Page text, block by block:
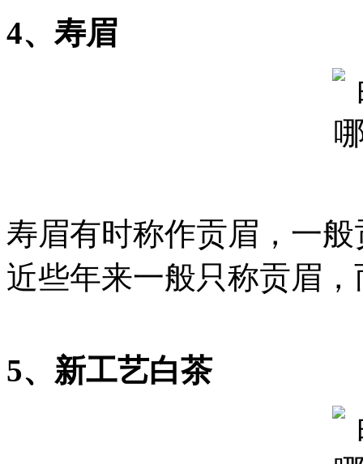
4、寿眉
寿眉有时称作贡眉，一
近些年来一般只称贡眉
5、新工艺白茶